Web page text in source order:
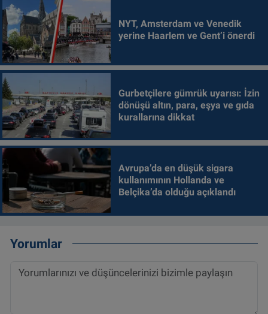
NYT, Amsterdam ve Venedik
yerine Haarlem ve Gent’i önerdi
Gurbetçilere gümrük uyarısı: İzin
dönüşü altın, para, eşya ve gıda
kurallarına dikkat
Avrupa’da en düşük sigara
kullanımının Hollanda ve
Belçika’da olduğu açıklandı
Yorumlar